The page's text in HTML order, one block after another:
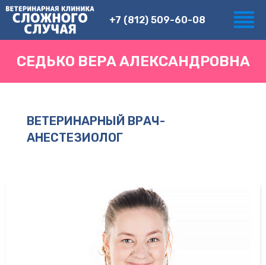
+7 (812) 509-60-08
СЕДЬКО ВЕРА АЛЕКСАНДРОВНА
ВЕТЕРИНАРНЫЙ ВРАЧ-
АНЕСТЕЗИОЛОГ